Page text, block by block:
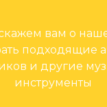
вам о
подходящие
и другие
инструменты